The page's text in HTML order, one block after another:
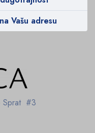
Vašu adresu
Sprat #3